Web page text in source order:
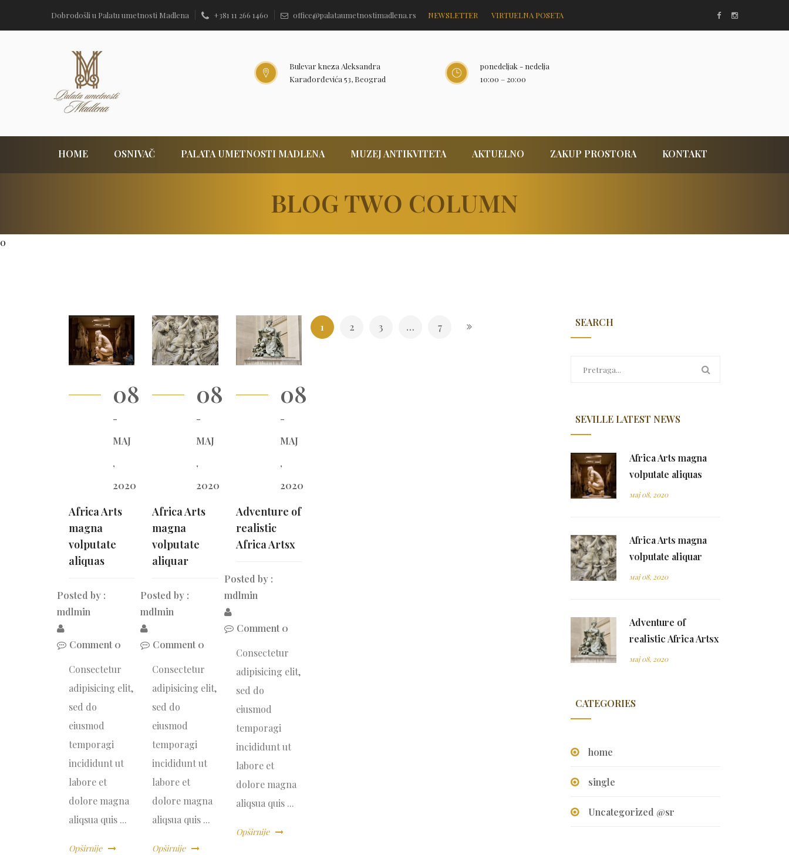
Dobrodošli u Palatu umetnosti Madlena +381 11 266 1460 office@palataumetnostimadlena.rs NEWSLETTER VIRTUELNA POSETA
Bulevar kneza Aleksandra
Karađorđevića 53, Beograd
ponedeljak - nedelja
10:00 – 20:00
HOME OSNIVAČ PALATA UMETNOSTI MADLENA MUZEJ ANTIKVITETA AKTUELNO ZAKUP PROSTORA KONTAKT
BLOG TWO COLUMN
0
08
-
МАЈ
,
2020
Africa Arts
magna
volputate
aliquas
Posted by :
mdlmin
Comment 0
Consectetur
adipisicing elit,
sed do
eiusmod
temporagi
incididunt ut
labore et
dolore magna
aliqsua quis ...
Opširnije
08
-
МАЈ
,
2020
Africa Arts
magna
volputate
aliquar
Posted by :
mdlmin
Comment 0
Consectetur
adipisicing elit,
sed do
eiusmod
temporagi
incididunt ut
labore et
dolore magna
aliqsua quis ...
Opširnije
08
-
МАЈ
,
2020
Adventure of
realistic
Africa Artsx
Posted by :
mdlmin
Comment 0
Consectetur
adipisicing elit,
sed do
eiusmod
temporagi
incididunt ut
labore et
dolore magna
aliqsua quis ...
Opširnije
1 2 3 … 7 SEARCH
SEVILLE LATEST NEWS
Africa Arts magna
volputate aliquas
мај 08, 2020
Africa Arts magna
volputate aliquar
мај 08, 2020
Adventure of
realistic Africa Artsx
мај 08, 2020
CATEGORIES
home
single
Uncategorized @sr